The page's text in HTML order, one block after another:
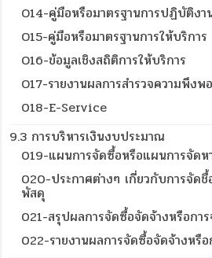
O14-คู่มือหรือมาตรฐานการปฏิบัติงา
O15-คู่มือหรือมาตรฐานการให้บริการ
O16-ข้อมูลเชิงสถิติการให้บริการ
O17-รายงานผลการสำรวจความพึงพ
018-E-Service
9.3 การบริหารเงินงบประมาณ
019-แผนการจัดซื้อหรือแผนการจัดห
020-ประกาศต่างๆ เกี่ยวกับการจัด
พัสดุ
021-สรุปผลการจัดซื้อจัดจ้างหรือกา
022-รายงานผลการจัดซื้อจัดจ้างหรื